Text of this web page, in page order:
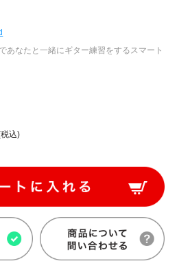
あなたと一緒にギター練習をするスマート
込)